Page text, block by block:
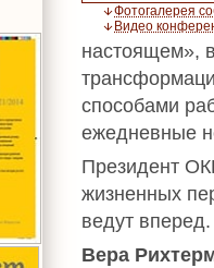
Фотогалерея
Видео
настоящем»,
способами
ежедневные
Президент
жизненных
ведут вперед.
Вера